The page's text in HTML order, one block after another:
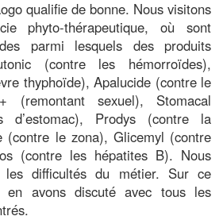
qualifie de bonne. Nous visitons
phyto-thérapeutique, où sont
parmi lesquels des produits
(contre les hémorroïdes),
thyphoïde), Apalucide (contre le
(remontant sexuel), Stomacal
d’estomac), Prodys (contre la
(contre le zona), Glicemyl (contre
(contre les hépatites B). Nous
les difficultés du métier. Sur ce
en avons discuté avec tous les